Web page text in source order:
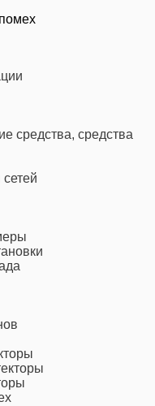
средства, средства